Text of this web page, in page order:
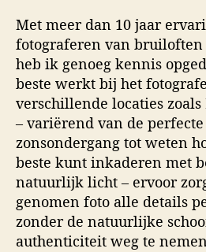
Met meer dan 10 jaar
fotograferen van bruiloften
heb ik genoeg kennis
beste werkt bij het
verschillende locaties
– variërend van de
zonsondergang tot weten
beste kunt inkaderen met
natuurlijk licht – ervoor
genomen foto alle details
zonder de natuurlijke
authenticiteit weg te